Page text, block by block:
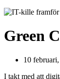
Green
10
I takt med att